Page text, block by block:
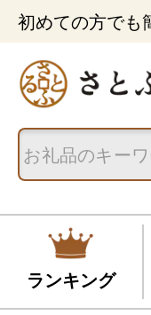
初めての方でも
ランキング